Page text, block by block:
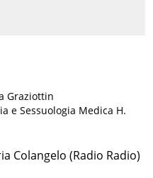
Graziottin
e Sessuologia Medica H.
Colangelo (Radio Radio)